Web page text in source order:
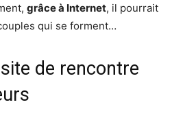
grâce à Internet, il pourrait
qui se forment…
site de rencontre